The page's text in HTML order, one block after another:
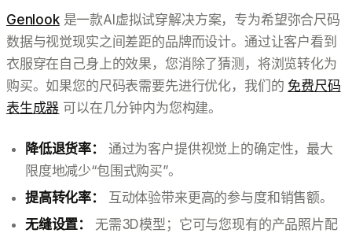
Genlook是一款AI虚拟试穿解决方案，专为希望弥合尺码
数据与视觉现实之间差距的品牌而设计。通过让客户看到
衣服穿在自己身上的效果，您消除了猜测，将浏览转化为
购买。如果您的尺码表需要先进行优化，我们的 免费尺码
表生成器 可以在几分钟内为您构建。
降低退货率：
通过为客户提供视觉上的确定性，最大
限度地减少“包围式购买”。
提高转化率：
互动体验带来更高的参与度和销售额。
无缝设置：
无需3D模型；它可与您现有的产品照片配